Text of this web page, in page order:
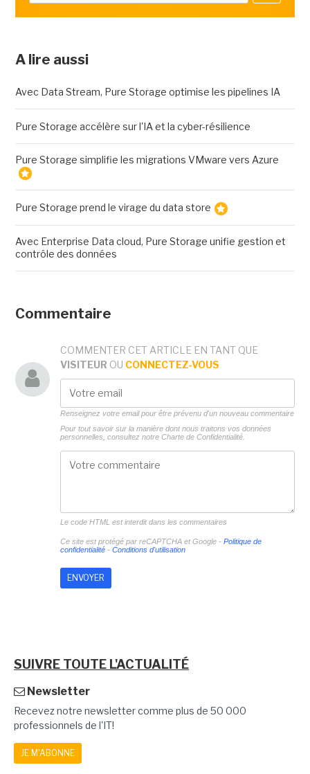
A lire aussi
Avec Data Stream, Pure Storage optimise les pipelines IA
Pure Storage accélère sur l'IA et la cyber-résilience
Pure Storage simplifie les migrations VMware vers Azure
Pure Storage prend le virage du data store
Avec Enterprise Data cloud, Pure Storage unifie gestion et
contrôle des données
Commentaire
COMMENTER CET ARTICLE EN TANT QUE
VISITEUR OU CONNECTEZ-VOUS
Renseignez votre email pour être prévenu d'un nouveau commentaire
Pour tout savoir sur la manière dont nous traitons vos données
personnelles, consultez notre Charte de Confidentialité.
Le code HTML est interdit dans les commentaires
Ce site est protégé par reCAPTCHA et Google - Politique de
confidentialité- Conditions d'utilisation
SUIVRE TOUTE L'ACTUALITÉ
Newsletter
Recevez notre newsletter comme plus de 50 000
professionnels de l'IT!
JE M'ABONNE